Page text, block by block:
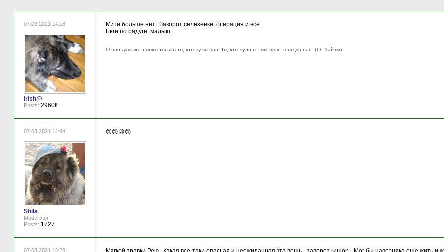
07.03.2021 14:18
Irish@
Posts: 29608
Мити больше нет.. Заворот селезенки, операция и всё..
Беги по радуге, малыш.
--
О нас думают плохо только те, кто хуже нас. Те, кто лучше - им просто не до нас. (О. Хайям)
07.03.2021 14:44
Shila
Moderator
Posts: 1727
😢😢😢😢
07.03.2021 16:28 Мягкой травки Рею.. Какая все-таки опасная и неожиданная эта вещь - заворот кишок... Мог бы наверняка еще жить и